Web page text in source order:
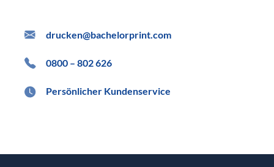
drucken@bachelorprint.com
0800 – 802 626
Persönlicher Kundenservice